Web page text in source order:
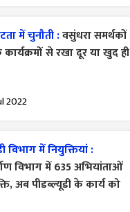
में चुनौती :वसुंधरा समर्थकों
से रखा दूर या खुद ही
2022
विभाग में नियुक्तियां :
विभाग में 635 अभियांताओं
अब पीडब्ल्यूडी के कार्य को